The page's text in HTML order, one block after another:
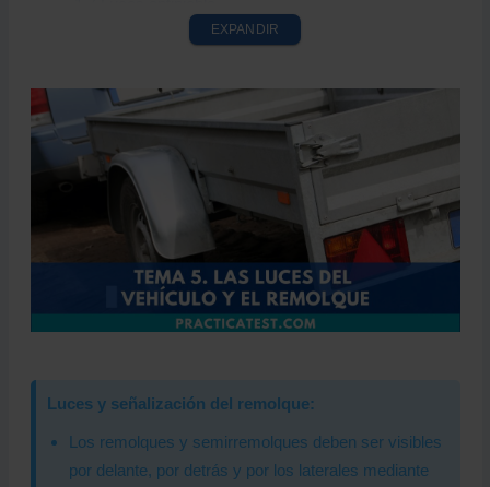
Luz Antiniebla Trasera
Comprobaciones antes de circular
EXPANDIR
Luces y señalización del remolque:
Los remolques y semirremolques deben ser visibles
por delante, por detrás y por los laterales mediante